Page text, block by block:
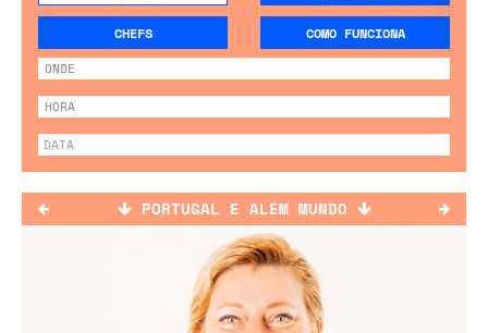
CHEFS COMO FUNCIONA
PORTUGAL E ALÉM MUNDO